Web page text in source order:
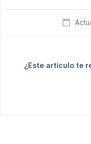
¿Este artículo te